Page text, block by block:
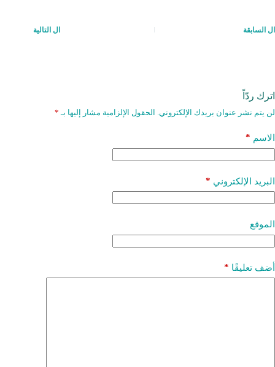
ال السابقة ال التالية
اترك ردّاً
لن يتم نشر عنوان بريدك الإلكتروني. الحقول الإلزامية مشار إليها بـ *
الاسم *
البريد الإلكتروني *
الموقع
أضف تعليقًا *